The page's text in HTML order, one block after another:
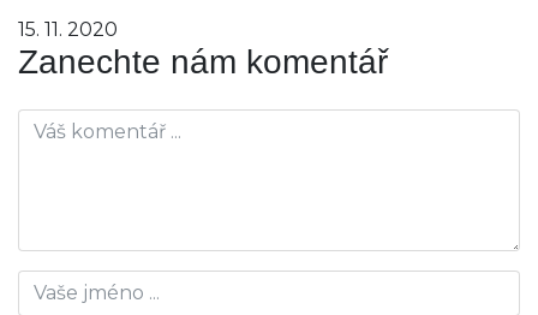
15. 11. 2020
Zanechte nám komentář